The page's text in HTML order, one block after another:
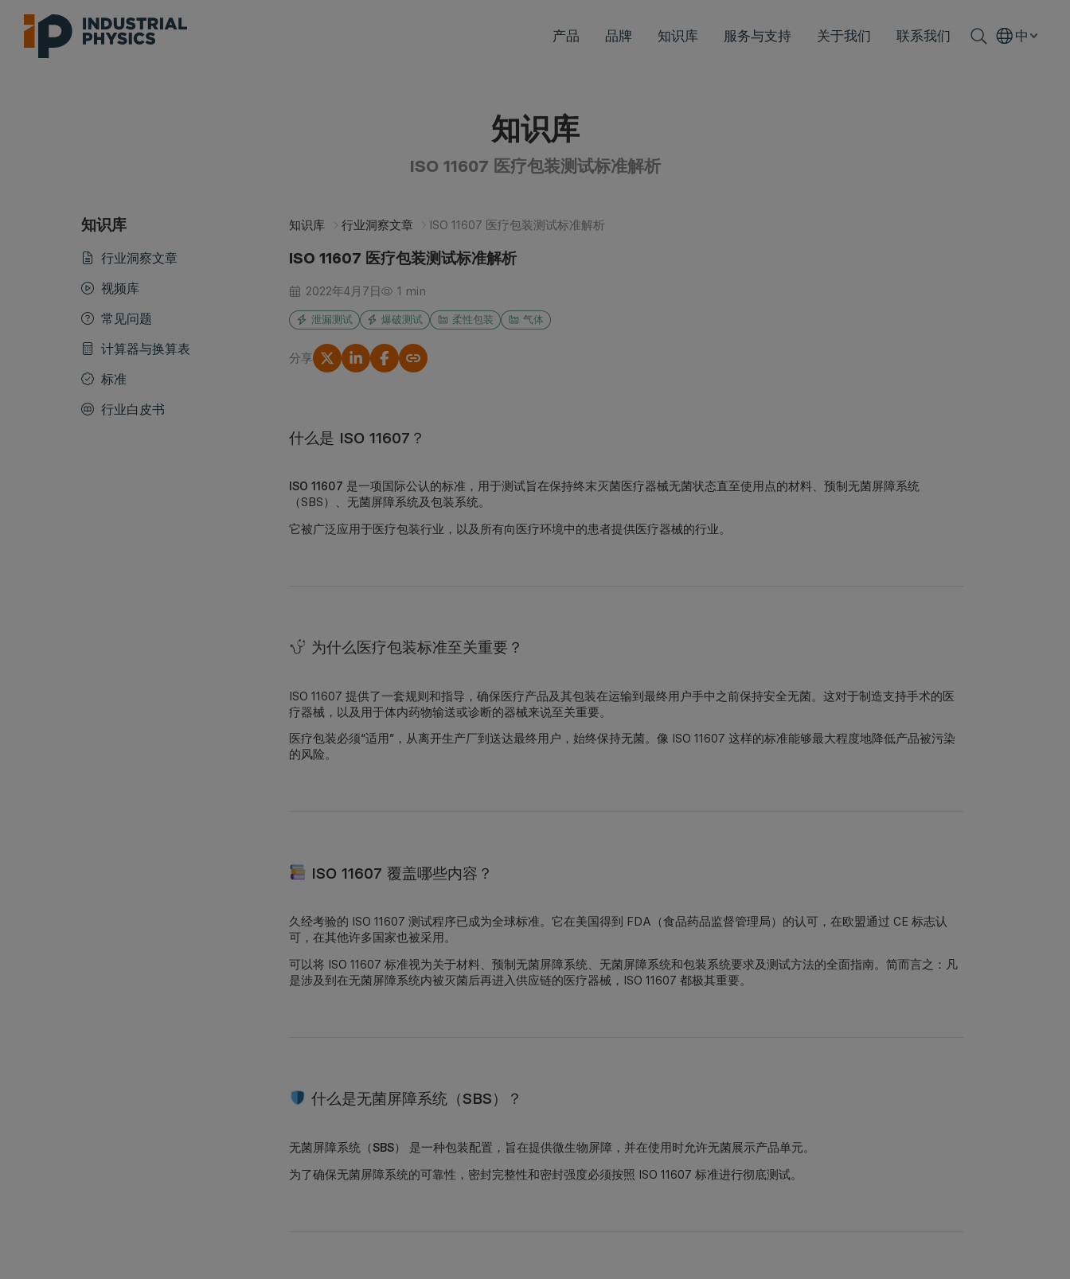
产品 品牌 知识库 服务与支持 关于我们 联系我们 中
知识库
ISO 11607 医疗包装测试标准解析
知识库
行业洞察文章
视频库
常见问题
计算器与换算表
标准
行业白皮书
知识库 行业洞察文章 ISO 11607 医疗包装测试标准解析
ISO 11607 医疗包装测试标准解析
2022年4月7日 1 min
泄漏测试 爆破测试 柔性包装 气体
分享 复制链接
什么是 ISO 11607？
ISO 11607 是一项国际公认的标准，用于测试旨在保持终末灭菌医疗器械无菌状态直至使用点的材料、预制无菌屏障系统
（SBS）、无菌屏障系统及包装系统。
它被广泛应用于医疗包装行业，以及所有向医疗环境中的患者提供医疗器械的行业。
为什么医疗包装标准至关重要？
ISO 11607 提供了一套规则和指导，确保医疗产品及其包装在运输到最终用户手中之前保持安全无菌。这对于制造支持手术的医
疗器械，以及用于体内药物输送或诊断的器械来说至关重要。
医疗包装必须“适用”，从离开生产厂到送达最终用户，始终保持无菌。像 ISO 11607 这样的标准能够最大程度地降低产品被污染
的风险。
ISO 11607 覆盖哪些内容？
久经考验的 ISO 11607 测试程序已成为全球标准。它在美国得到 FDA（食品药品监督管理局）的认可，在欧盟通过 CE 标志认
可，在其他许多国家也被采用。
可以将 ISO 11607 标准视为关于材料、预制无菌屏障系统、无菌屏障系统和包装系统要求及测试方法的全面指南。简而言之：凡
是涉及到 在无菌屏障系统内被灭菌后再进入供应链的医疗器械 ，ISO 11607 都极其重要。
什么是无菌屏障系统（SBS）？
无菌屏障系统（SBS）
是一种包装配置，旨在提供微生物屏障，并在使用时允许无菌展示产品单元。
为了确保无菌屏障系统的可靠性，密封完整性和密封强度必须按照 ISO 11607 标准进行彻底测试。